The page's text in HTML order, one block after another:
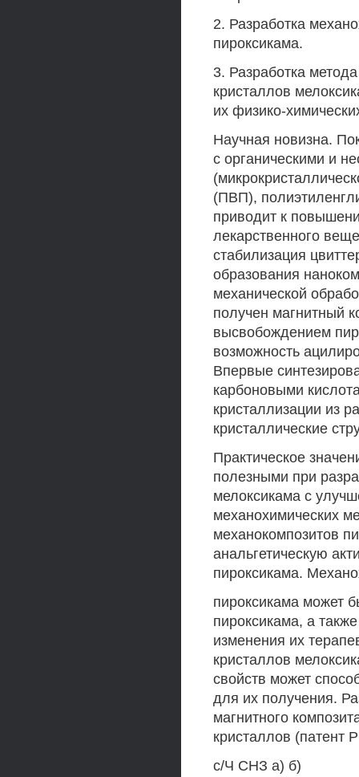
2. Разработка
пироксикама.
3. Разработка
кристаллов
их физико-
Научная новизна.
с органическими и
(ПВП),
приводит к
лекарственного
стабилизация
образования
механической
получен магнитный
высвобождением
возможность
Впервые
карбоновыми
кристаллизации из
кристаллические
Практическое
полезными при
мелоксикама с
механохимических
механокомпозитов
анальгетическую
пироксикама.
пироксикама может
пироксикама, а
изменения их
кристаллов
свойств может
для их получения.
магнитного
кристаллов
с/Ч СНЗ а) б)